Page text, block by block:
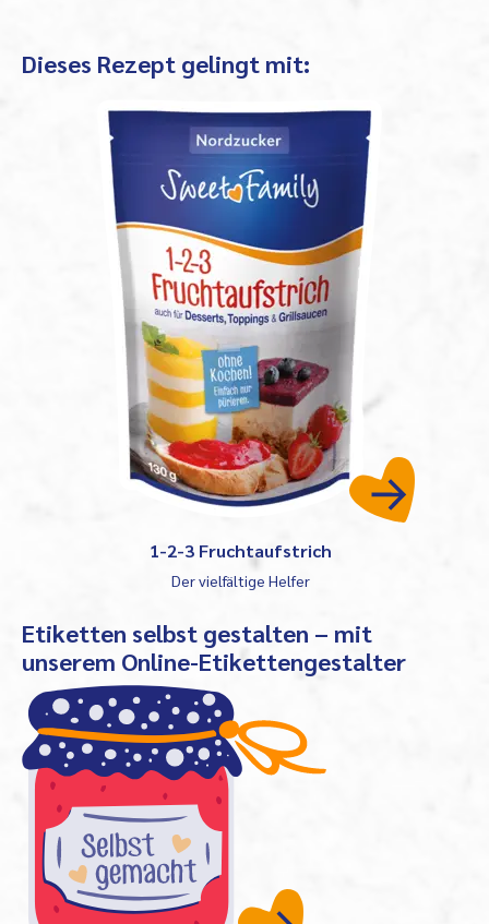
Dieses Rezept gelingt mit:
1-2-3 Fruchtaufstrich
Der vielfältige Helfer
Etiketten selbst gestalten – mit
unserem Online-Etikettengestalter